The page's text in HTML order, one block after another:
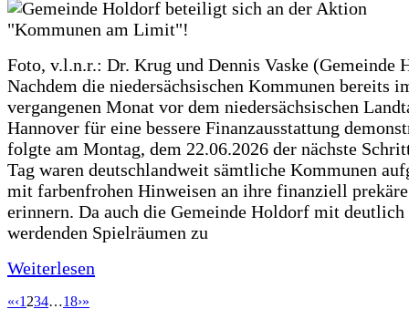
Foto, v.l.n.r.: Dr. Krug und Dennis Vaske (Gemeinde
Nachdem die niedersächsischen Kommunen bereits
vergangenen Monat vor dem niedersächsischen
Hannover für eine bessere Finanzausstattung
folgte am Montag, dem 22.06.2026 der nächste
Tag waren deutschlandweit sämtliche Kommunen
mit farbenfrohen Hinweisen an ihre finanziell
erinnern. Da auch die Gemeinde Holdorf mit deutlich
werdenden Spielräumen zu
Weiterlesen
«‹1 234…18›»